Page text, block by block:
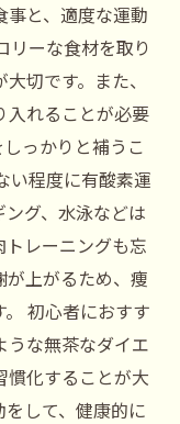
と、適度な運動
リーな食材を取り
切です。また、
入れることが必要
っかりと補うこ
い程度に有酸素運
グ、水泳などは
レーニングも忘
上がるため、痩
初心者におすす
うな無茶なダイエ
慣化することが大
して、健康的に